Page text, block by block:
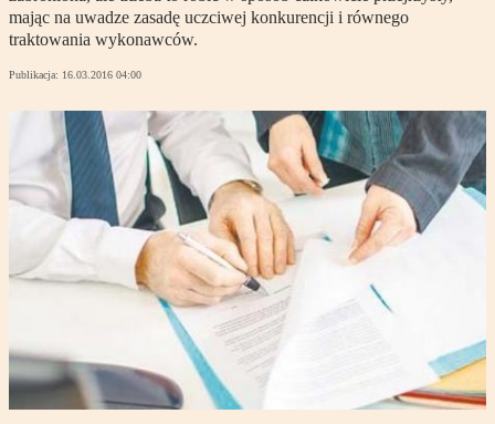
mając na uwadze zasadę uczciwej konkurencji i równego
traktowania wykonawców.
Publikacja: 16.03.2016 04:00